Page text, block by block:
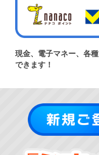
現金、電子マネー、各
できます！